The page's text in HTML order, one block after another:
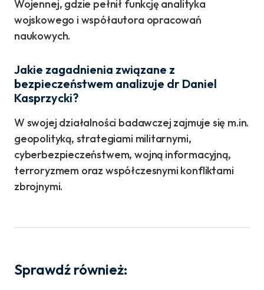
Wojennej, gdzie pełnił funkcję analityka
wojskowego i współautora opracowań
naukowych.
Jakie zagadnienia związane z
bezpieczeństwem analizuje dr Daniel
Kasprzycki?
W swojej działalności badawczej zajmuje się m.in.
geopolityką, strategiami militarnymi,
cyberbezpieczeństwem, wojną informacyjną,
terroryzmem oraz współczesnymi konfliktami
zbrojnymi.
Sprawdź również: